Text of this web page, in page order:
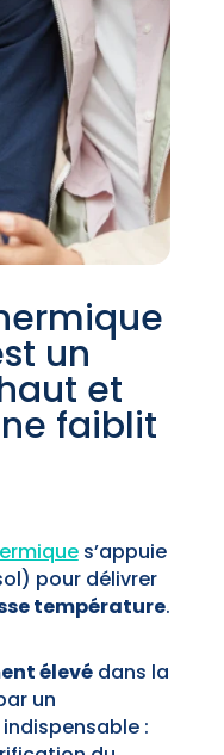
un
et
faiblit
s’appuie
pour délivrer
température.
élevédans la
un
: